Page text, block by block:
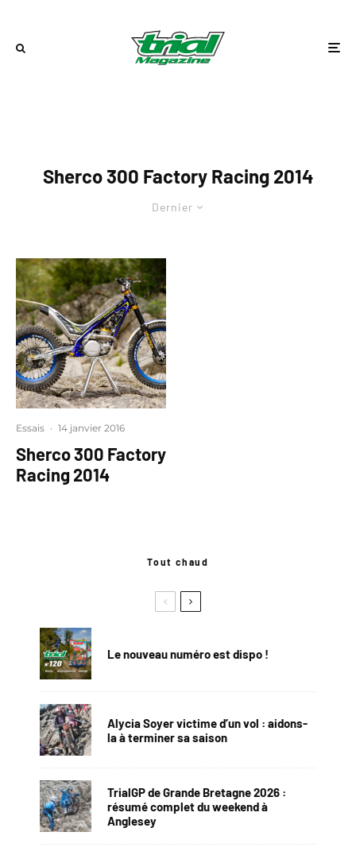
Sherco 300 Factory Racing 2014
Dernier
Essais · 14 janvier 2016
Sherco 300 Factory
Racing 2014
Tout chaud
Le nouveau numéro est dispo !
Alycia Soyer victime d’un vol : aidons-
la à terminer sa saison
TrialGP de Grande Bretagne 2026 :
résumé complet du weekend à
Anglesey